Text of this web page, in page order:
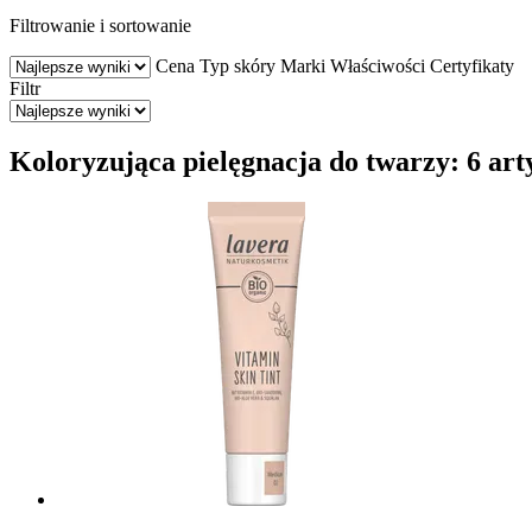
Filtrowanie i sortowanie
Cena Typ skóry Marki Właściwości Certyfikaty
Filtr
Koloryzująca pielęgnacja do twarzy: 6